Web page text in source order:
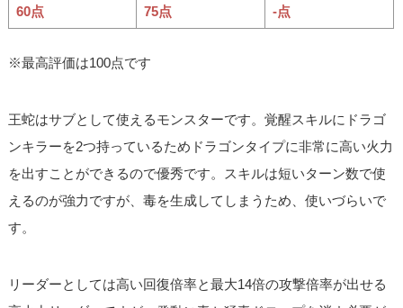
60点 75点 -点
※最高評価は100点です
王蛇はサブとして使えるモンスターです。覚醒スキルにドラゴ
ンキラーを2つ持っているためドラゴンタイプに非常に高い火力
を出すことができるので優秀です。スキルは短いターン数で使
えるのが強力ですが、毒を生成してしまうため、使いづらいで
す。
リーダーとしては高い回復倍率と最大14倍の攻撃倍率が出せる